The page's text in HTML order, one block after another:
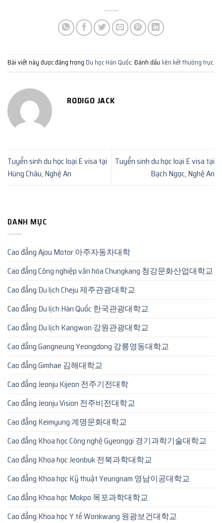
Bài viết này được đăng trong Du học Hàn Quốc. Đánh dấu liên kết thường trực.
RODIGO JACK
Tuyển sinh du học loại E visa tại
Hùng Châu, Nghệ An
Tuyển sinh du học loại E visa tại
Bạch Ngọc, Nghệ An
DANH MỤC
Cao đẳng Ajou Motor 아주자동차대학
Cao đẳng Công nghiệp văn hóa Chungkang 청강문화산업대학교
Cao đẳng Du lịch Cheju 제주관광대학교
Cao đẳng Du lịch Hàn Quốc 한국관광대학교
Cao đẳng Du lịch Kangwon 강원관광대학교
Cao đẳng Gangneung Yeongdong 강릉영동대학교
Cao đẳng Gimhae 김해대학교
Cao đẳng Jeonju Kijeon 전주기전대학
Cao đẳng Jeonju Vision 전주비전대학교
Cao đẳng Keimyung 계명문화대학교
Cao đẳng Khoa học Công nghệ Gyeonggi 경기과학기술대학교
Cao đẳng Khoa học Jeonbuk 전북과학대학교
Cao đẳng Khoa học Kỹ thuật Yeungnam 영남이공대학교
Cao đẳng Khoa học Mokpo 목포과학대학교
Cao đẳng Khoa học Y tế Wonkwang 원광보건대학교